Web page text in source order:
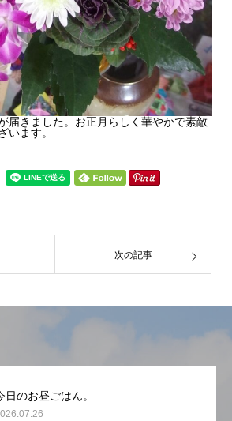
届きました。お正月らしく華やかで素敵
います。
次の記事
日のお昼ごはん。